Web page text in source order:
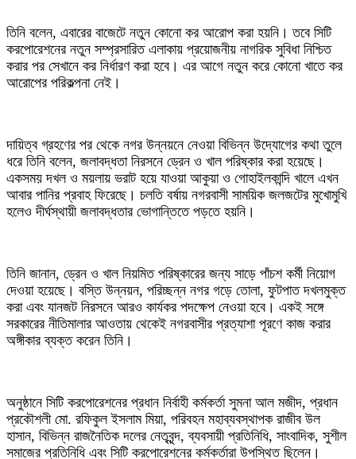
তিনি বলেন, এবারের বাজেটে নতুন কোনো কর আরোপ করা হয়নি। তবে সিটি
করপোরেশনের নতুন সম্প্রসারিত এলাকায় প্রয়োজনীয় নাগরিক সুবিধা নিশ্চিত
করার পর সেখানে কর নির্ধারণ করা হবে। এর আগে নতুন করে কোনো খাতে কর
আরোপের পরিকল্পনা নেই।
দায়িত্ব গ্রহণের পর থেকে নগর উন্নয়নে নেওয়া বিভিন্ন উদ্যোগের কথা তুলে
ধরে তিনি বলেন, জলাবদ্ধতা নিরসনে ড্রেন ও খাল পরিষ্কার করা হয়েছে।
একসময় দখল ও ময়লায় ভরাট হয়ে যাওয়া আকুয়া ও গোহাইলকান্দি খালে এখন
আবার পানির প্রবাহ ফিরেছে। চলতি বর্ষায় নগরবাসী সাময়িক জলজটের মুখোমুখি
হলেও দীর্ঘস্থায়ী জলাবদ্ধতার ভোগান্তিতে পড়তে হয়নি।
তিনি জানান, ড্রেন ও খাল নিয়মিত পরিষ্কারের জন্য সাড়ে পাঁচশ কর্মী নিয়োগ
দেওয়া হয়েছে। বস্তি উন্নয়ন, পরিচ্ছন্ন নগর গড়ে তোলা, ফুটপাত দখলমুক্ত
করা এবং যানজট নিরসনে আরও কার্যকর পদক্ষেপ নেওয়া হবে। একই সঙ্গে
সরকারের নীতিমালার আওতায় থেকেই নগরবাসীর প্রত্যাশা পূরণে কাজ করার
অঙ্গীকার ব্যক্ত করেন তিনি।
অনুষ্ঠানে সিটি করপোরেশনের প্রধান নির্বাহী কর্মকর্তা সুমনা আল মজীদ, প্রধান
প্রকৌশলী মো. রফিকুল ইসলাম মিয়া, পরিবহন মহাব্যবস্থাপক রাজীব উল
হাসান, বিভিন্ন রাজনৈতিক দলের নেতৃবৃন্দ, ব্যবসায়ী প্রতিনিধি, সাংবাদিক, সুশীল
সমাজের প্রতিনিধি এবং সিটি করপোরেশনের কর্মকর্তারা উপস্থিত ছিলেন।